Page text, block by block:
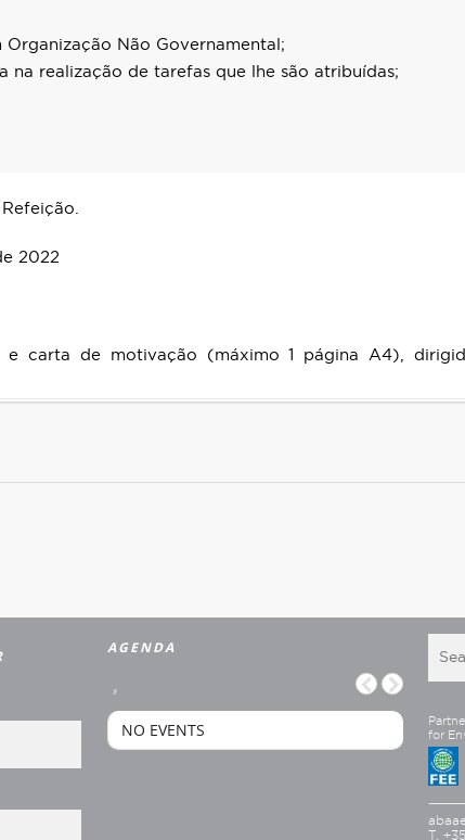
Não Governamental;
na realização de tarefas que lhe são atribuídas;
2022
e carta de motivação (máximo 1 página A4),
AGENDA
,
NO EVENTS
for
T.